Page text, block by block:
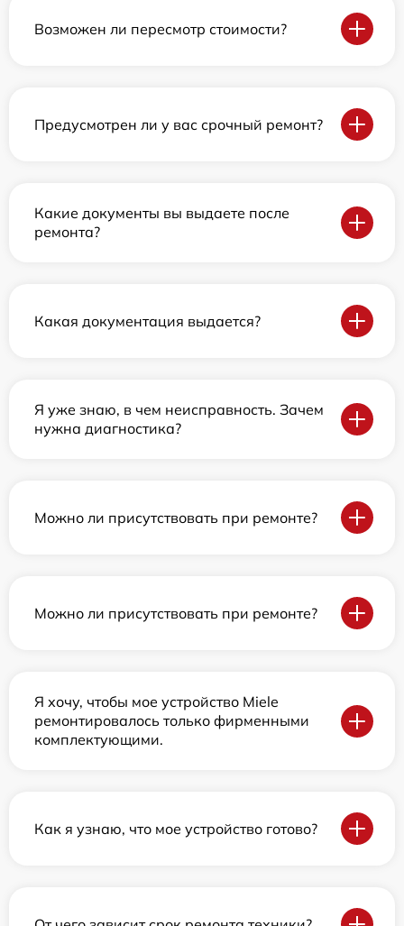
Возможен ли пересмотр стоимости?
Предусмотрен ли у вас срочный ремонт?
Какие документы вы выдаете после
ремонта?
Какая документация выдается?
Я уже знаю, в чем неисправность. Зачем
нужна диагностика?
Можно ли присутствовать при ремонте?
Можно ли присутствовать при ремонте?
Я хочу, чтобы мое устройство Miele
ремонтировалось только фирменными
комплектующими.
Как я узнаю, что мое устройство готово?